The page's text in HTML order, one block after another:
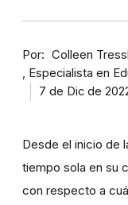
Por
Colleen
Especialista en
7 de Dic de
Desde el inicio de
tiempo sola en su
con respecto a